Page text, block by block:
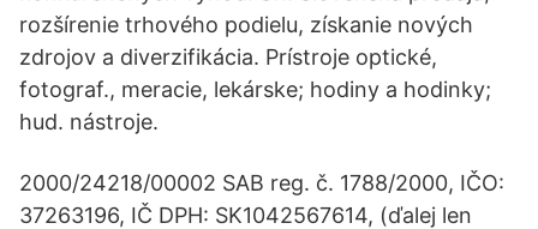
rozšírenie trhového podielu, získanie nových
zdrojov a diverzifikácia. Prístroje optické,
fotograf., meracie, lekárske; hodiny a hodinky;
hud. nástroje.
2000/24218/00002 SAB reg. č. 1788/2000, IČO:
37263196, IČ DPH: SK1042567614, (ďalej len